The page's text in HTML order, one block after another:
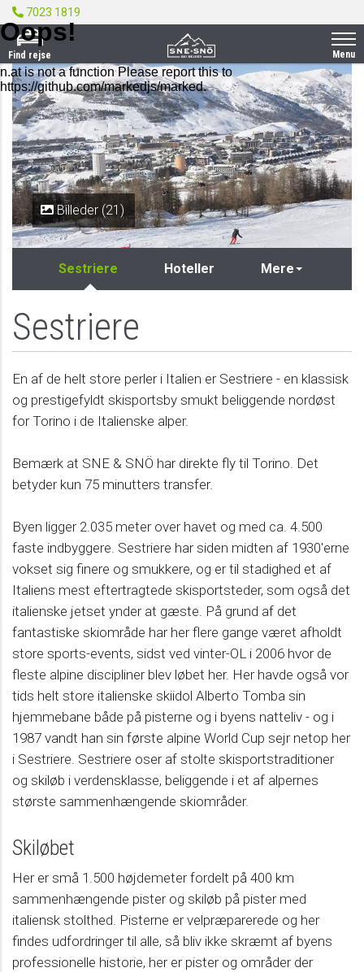
Billeder (21)
Sestriere Hoteller Mere
Sestriere
En af de helt store perler i Italien er Sestriere - en klassisk
og prestigefyldt skisportsby smukt beliggende nordøst
for Torino i de Italienske alper.
Bemærk at SNE & SNÖ har direkte fly til Torino. Det
betyder kun 75 minutters transfer.
Byen ligger 2.035 meter over havet og med ca. 4.500
faste indbyggere. Sestriere har siden midten af 1930'erne
vokset sig finere og smukkere, og er til stadighed et af
Italiens mest eftertragtede skisportsteder, som også det
italienske jetset ynder at gæste. På grund af det
fantastiske skiområde har her flere gange været afholdt
store sports-events, sidst ved vinter-OL i 2006 hvor de
fleste alpine discipliner blev løbet her. Her havde også vor
tids helt store italienske skiidol Alberto Tomba sin
hjemmebane både på pisterne og i byens natteliv - og i
1987 vandt han sin første alpine World Cup sejr netop her
i Sestriere. Sestriere oser af stolte skisportstraditioner
og skiløb i verdensklasse, beliggende i et af alpernes
største sammenhængende skiområder.
Skiløbet
Her er små 1.500 højdemeter fordelt på 400 km
sammenhængende pister og skiløb på pister med
italiensk stolthed. Pisterne er velpræparerede og her
findes udfordringer til alle, så bliv ikke skræmt af byens
professionelle historie, her er pister og områder der
7023 1819
Menu
Find rejse